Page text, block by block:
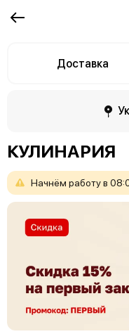
Доставка
КУЛИНАРИЯ
Начнём работув